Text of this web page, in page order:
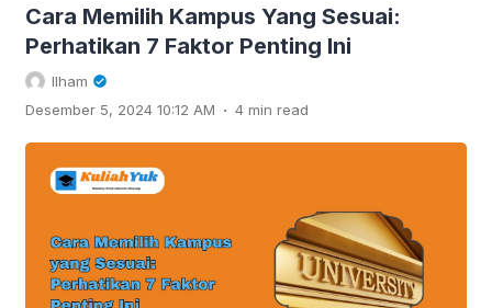
Cara Memilih Kampus Yang Sesuai:
Perhatikan 7 Faktor Penting Ini
Ilham
Desember 5, 2024 10:12 AM . 4 min read